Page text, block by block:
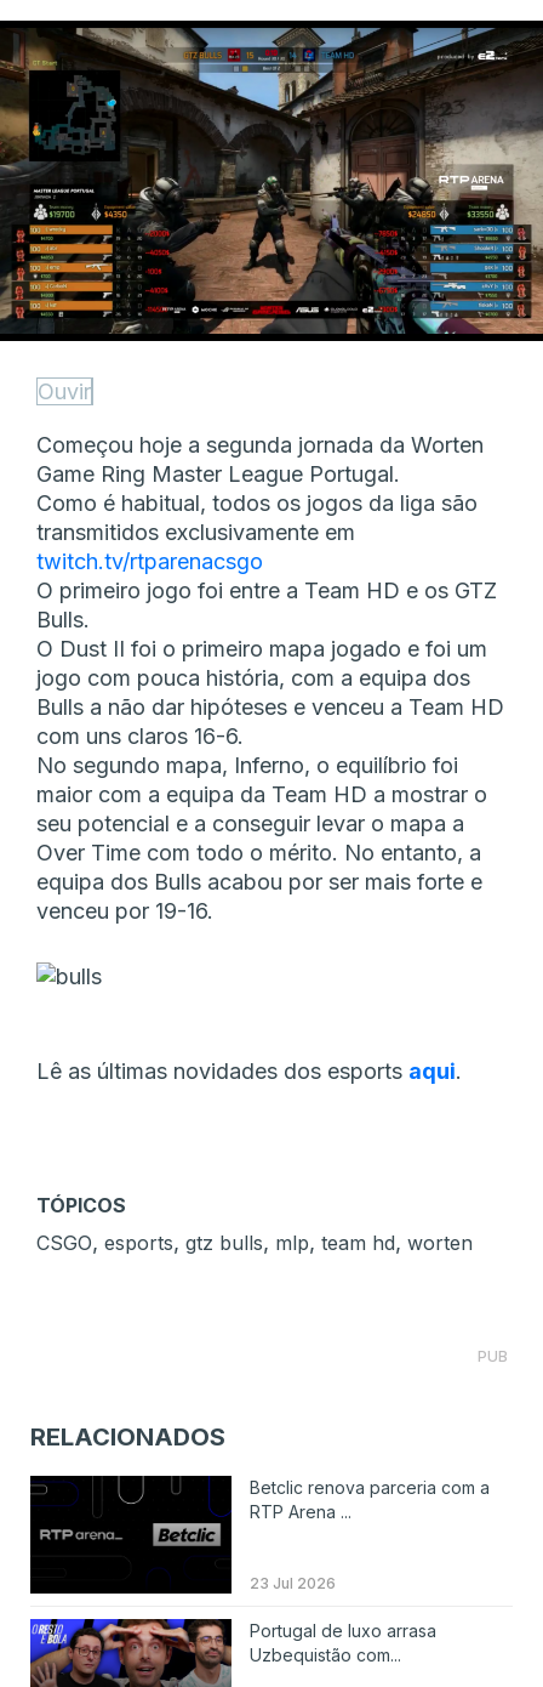
Ouvir
Começou hoje a segunda jornada da Worten
Game Ring Master League Portugal.
Como é habitual, todos os jogos da liga são
transmitidos exclusivamente em
twitch.tv/rtparenacsgo
O primeiro jogo foi entre a Team HD e os GTZ
Bulls.
O Dust II foi o primeiro mapa jogado e foi um
jogo com pouca história, com a equipa dos
Bulls a não dar hipóteses e venceu a Team HD
com uns claros 16-6.
No segundo mapa, Inferno, o equilíbrio foi
maior com a equipa da Team HD a mostrar o
seu potencial e a conseguir levar o mapa a
Over Time com todo o mérito. No entanto, a
equipa dos Bulls acabou por ser mais forte e
venceu por 19-16.
Lê as últimas novidades dos esports aqui.
TÓPICOS
CSGO, esports, gtz bulls, mlp, team hd, worten
PUB
RELACIONADOS
Betclic renova parceria com a
RTP Arena ...
23 Jul 2026
Portugal de luxo arrasa
Uzbequistão com...